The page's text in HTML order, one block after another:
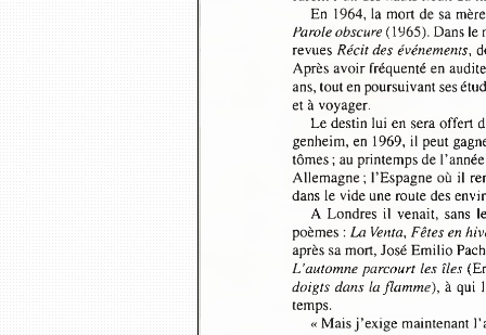
En  1964, la mort de sa
Parole obscure (1965). Dans
revues Récit des événements,
Après avoir fréquenté en
ans, tout en poursuivant ses
et à voyager.
Le destin lui en sera offert
genheim, en 1969, il peut
tômes ; au printemps de
Allemagne; l’Espagne où il
dans le vide une route des
A Londres il venait,  sans
poèmes : La Venta, Fêtes en
après sa mort, José Emilio
L’automne parcourt les îles
doigts dans la flamme), à qui
temps.
« Mais j’exige maintenant